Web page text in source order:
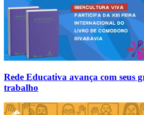
Rede Educativa avança com seus
trabalho